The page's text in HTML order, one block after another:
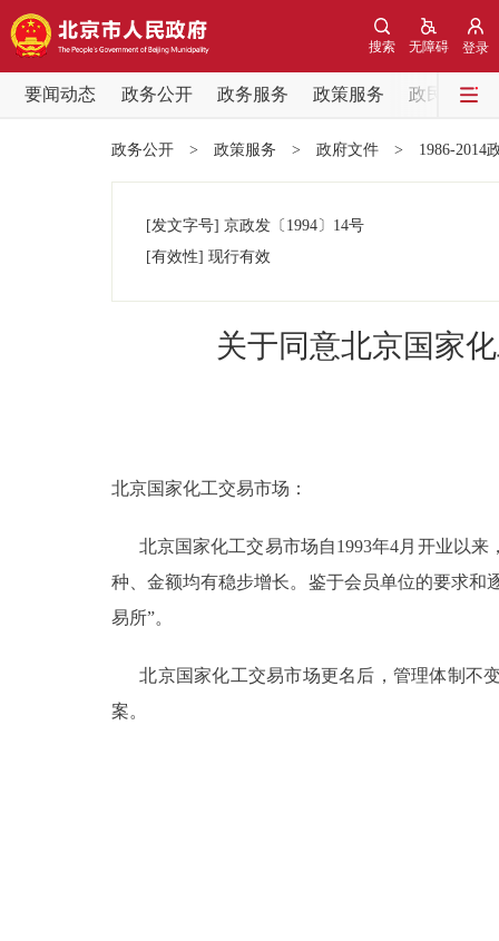
登录
无障碍
搜索
要闻动态 政务公开 政务服务 政策服务
政民互动
党中央精神
政策兑现
决策公开
政务服务
个人服务
政务公开 > 政策服务 > 政府文件 > 1986-2014
[发文字号] 京政发 〔1994〕 14号
[有效性] 现行有效
关于同意北京国家
北京国家化工交易市场：
北京国家化工交易市场自1993年4月开业以来
种、金额均有稳步增长。鉴于会员单位的要求和
易所”。
北京国家化工交易市场更名后，管理体制不
案。